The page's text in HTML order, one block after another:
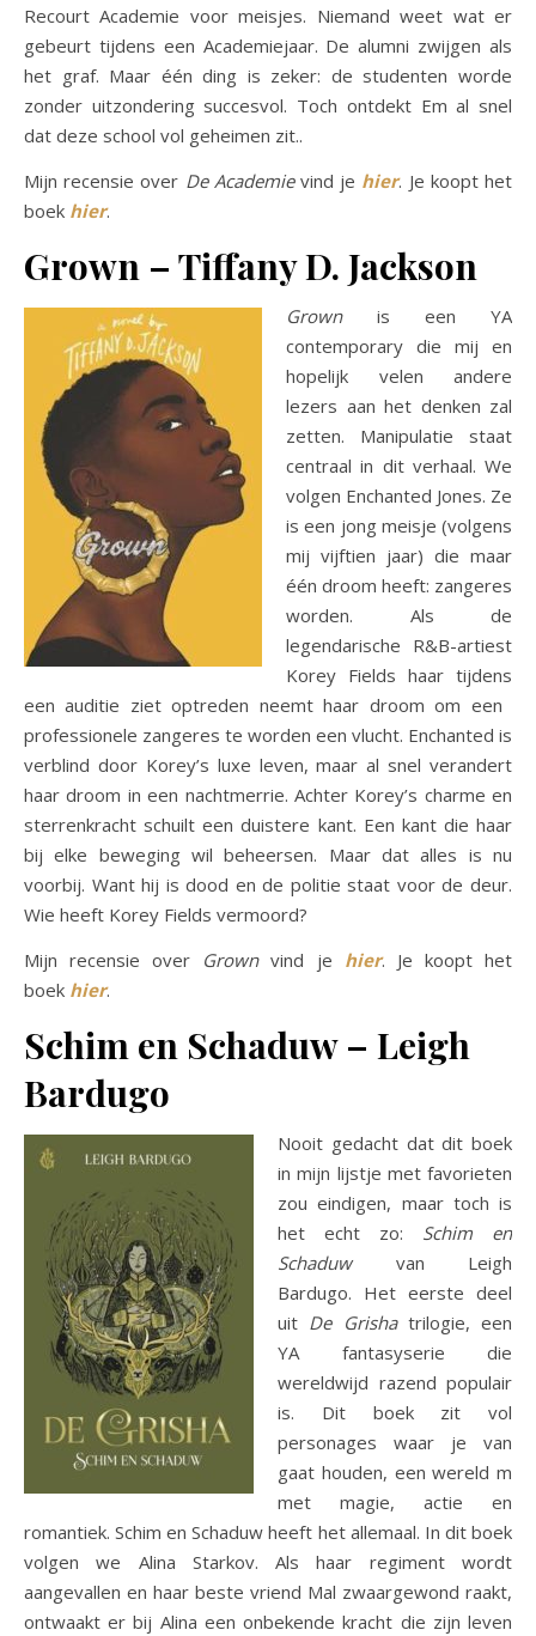
Recourt Academie voor meisjes. Niemand weet wat er
gebeurt tijdens een Academiejaar. De alumni zwijgen als
het graf. Maar één ding is zeker: de studenten worde
zonder uitzondering succesvol. Toch ontdekt Em al snel
dat deze school vol geheimen zit..
Mijn recensie over De Academievind je hier. Je koopt het
boek hier.
Grown – Tiffany D. Jackson
Grown is een YA
contemporary die mij en
hopelijk velen andere
lezers aan het denken zal
zetten. Manipulatie staat
centraal in dit verhaal. We
volgen Enchanted Jones. Ze
is een jong meisje (volgens
mij vijftien jaar) die maar
één droom heeft: zangeres
worden. Als de
legendarische R&B-artiest
Korey Fields haar tijdens
een auditie ziet optreden neemt haar droom om een ​​
professionele zangeres te worden een vlucht. Enchanted is
verblind door Korey’s luxe leven, maar al snel verandert
haar droom in een nachtmerrie. Achter Korey’s charme en
sterrenkracht schuilt een duistere kant. Een kant die haar
bij elke beweging wil beheersen. Maar dat alles is nu
voorbij. Want hij is dood en de politie staat voor de deur.
Wie heeft Korey Fields vermoord?
Mijn recensie over Grownvind je hier. Je koopt het
boek hier.
Schim en Schaduw – Leigh
Bardugo
Nooit gedacht dat dit boek
in mijn lijstje met favorieten
zou eindigen, maar toch is
het echt zo: Schim en
Schaduwvan Leigh
Bardugo. Het eerste deel
uit De Grisha trilogie, een
YA fantasyserie die
wereldwijd razend populair
is. Dit boek zit vol
personages waar je van
gaat houden, een wereld m
met magie, actie en
romantiek. Schim en Schaduw heeft het allemaal. In dit boek
volgen we Alina Starkov. Als haar regiment wordt
aangevallen en haar beste vriend Mal zwaargewond raakt,
ontwaakt er bij Alina een onbekende kracht die zijn leven